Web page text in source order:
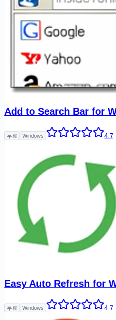
Add to Search Bar for
무료 Windows 4.7
Easy Auto Refresh for
무료 Windows 4.7